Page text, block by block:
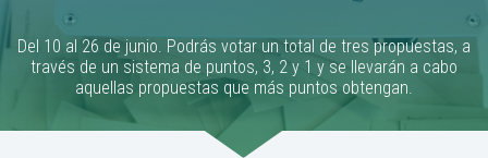
Del 10 al 26 de junio. Podrás votar un total de tres propuestas, a
través de un sistema de puntos, 3, 2 y 1 y se llevarán a cabo
aquellas propuestas que más puntos obtengan.